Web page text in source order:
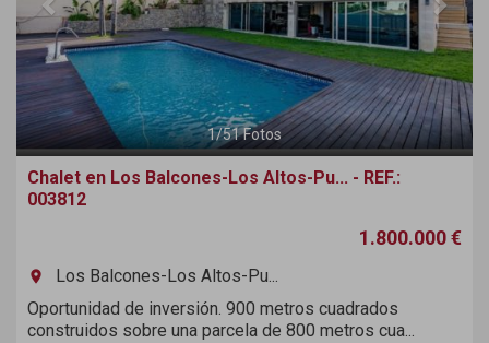
1/51Fotos
Chalet en Los Balcones-Los Altos-Pu... - REF.:
003812
1.800.000 €
room
Los Balcones-Los Altos-Pu...
Oportunidad de inversión. 900 metros cuadrados
construidos sobre una parcela de 800 metros cua...